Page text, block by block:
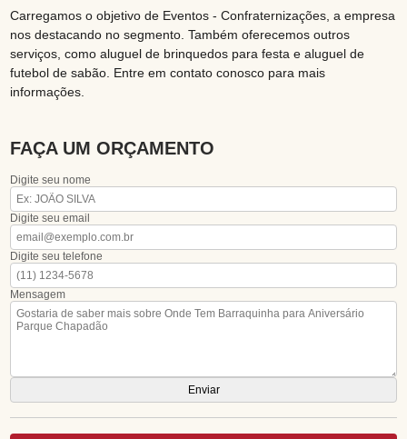
Carregamos o objetivo de Eventos - Confraternizações, a empresa
nos destacando no segmento. Também oferecemos outros
serviços, como aluguel de brinquedos para festa e aluguel de
futebol de sabão. Entre em contato conosco para mais
informações.
FAÇA UM ORÇAMENTO
Digite seu nome
Digite seu email
Digite seu telefone
Mensagem